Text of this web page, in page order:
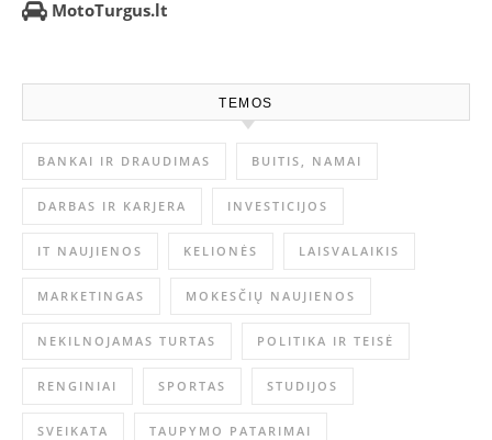
MotoTurgus.lt
TEMOS
BANKAI IR DRAUDIMAS BUITIS, NAMAI
DARBAS IR KARJERA INVESTICIJOS
IT NAUJIENOS KELIONĖS LAISVALAIKIS
MARKETINGAS MOKESČIŲ NAUJIENOS
NEKILNOJAMAS TURTAS POLITIKA IR TEISĖ
RENGINIAI SPORTAS STUDIJOS
SVEIKATA TAUPYMO PATARIMAI